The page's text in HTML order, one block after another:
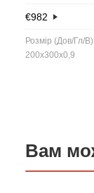
€982
Розмір (Дов/Гл/
200x300x0,9
Вам